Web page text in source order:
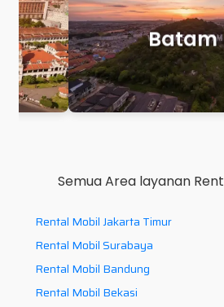
Makassar
Semua Area layanan
Rental Mobil Jakarta Timur
Rental Mobil Surabaya
Rental Mobil Bandung
Rental Mobil Bekasi